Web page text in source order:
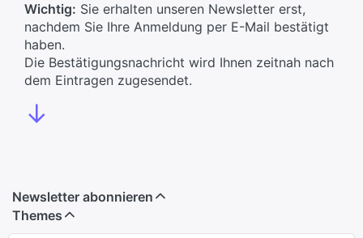
Wichtig: Sie erhalten unseren Newsletter erst,
nachdem Sie Ihre Anmeldung per E-Mail bestätigt
haben.
Die Bestätigungsnachricht wird Ihnen zeitnah nach
dem Eintragen zugesendet.
↓
Newsletter abonnieren
Themes